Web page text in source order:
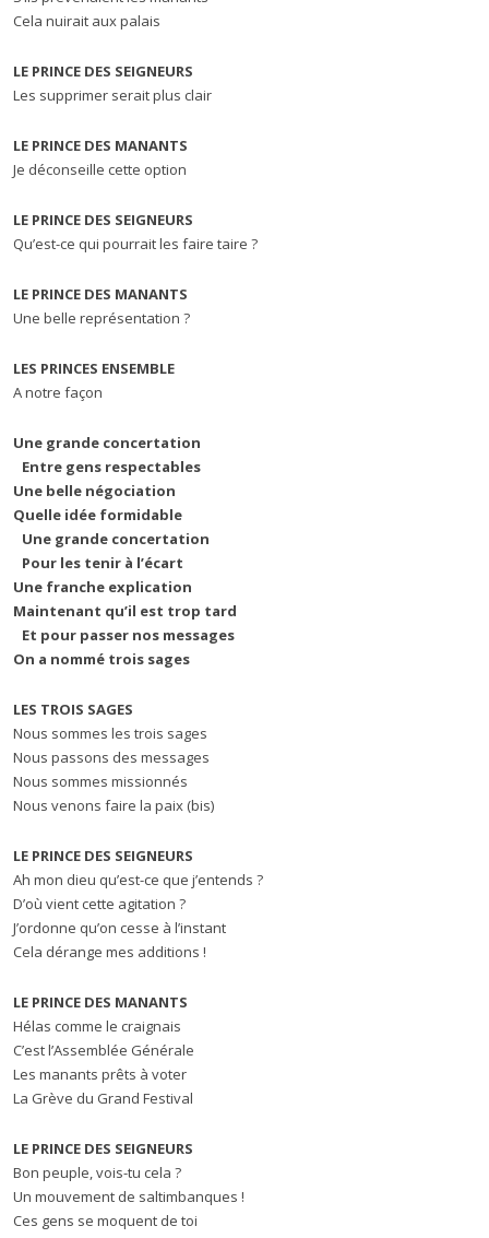
Cela nuirait aux palais
LE PRINCE DES SEIGNEURS
Les supprimer serait plus clair
LE PRINCE DES MANANTS
Je déconseille cette option
LE PRINCE DES SEIGNEURS
Qu’est-ce qui pourrait les faire taire ?
LE PRINCE DES MANANTS
Une belle représentation ?
LES PRINCES ENSEMBLE
A notre façon
Une grande concertation
Entre gens respectables
Une belle négociation
Quelle idée formidable
Une grande concertation
Pour les tenir à l’écart
Une franche explication
Maintenant qu’il est trop tard
Et pour passer nos messages
On a nommé trois sages
LES TROIS SAGES
Nous sommes les trois sages
Nous passons des messages
Nous sommes missionnés
Nous venons faire la paix (bis)
LE PRINCE DES SEIGNEURS
Ah mon dieu qu’est-ce que j’entends ?
D’où vient cette agitation ?
J’ordonne qu’on cesse à l’instant
Cela dérange mes additions !
LE PRINCE DES MANANTS
Hélas comme le craignais
C’est l’Assemblée Générale
Les manants prêts à voter
La Grève du Grand Festival
LE PRINCE DES SEIGNEURS
Bon peuple, vois-tu cela ?
Un mouvement de saltimbanques !
Ces gens se moquent de toi